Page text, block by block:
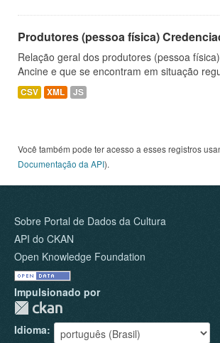
Produtores (pessoa física)
Relação geral dos produtores (pessoa
Ancine e que se encontram em situação
CSV XML JS
Você também pode ter acesso a esses registros
Documentação da API).
Sobre Portal de Dados da Cultura
API do CKAN
Open Knowledge Foundation
Impulsionado por
Idioma